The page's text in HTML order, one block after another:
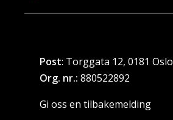
Post: Torggata 12, 0181 Oslo
Org. nr.: 880522892
Gi oss en tilbakemelding